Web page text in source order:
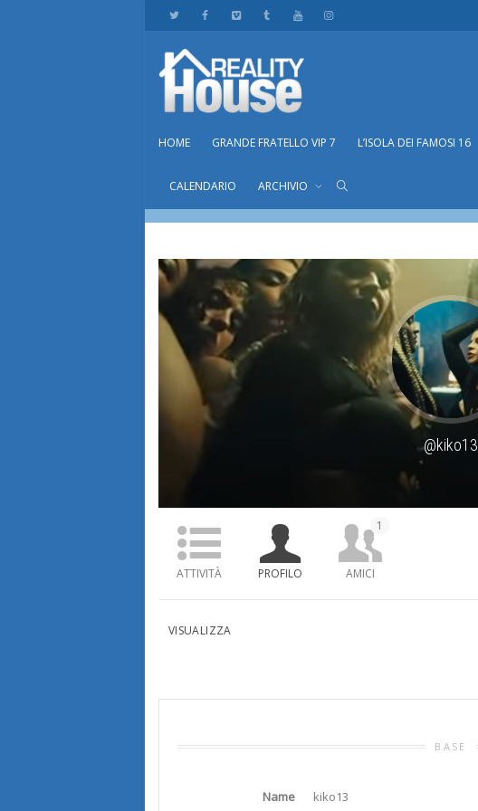
HOME GRANDE FRATELLO VIP 7 L’ISOLA DEI FAMOSI 16
CALENDARIO ARCHIVIO
kiko13
@kiko13
ATTIVITÀ PROFILO AMICI
1
VISUALIZZA
BASE
Name kiko13